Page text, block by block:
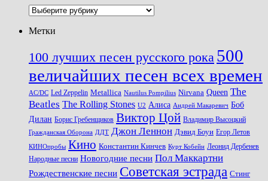
Рубрики
Метки
100 лучших песен русского рока 500
величайших песен всех времен
AC/DC Led Zeppelin Metallica Nautilus Pompilius Nirvana Queen The
Beatles The Rolling Stones U2 Алиса Андрей Макаревич Боб
Дилан Борис Гребенщиков Виктор Цой Владимир Высоцкий
Гражданская Оборона ДДТ Джон Леннон Дэвид Боуи Егор Летов
КИНОпробы Кино Константин Кинчев Курт Кобейн Леонид Дербенев
Народные песни Новогодние песни Пол Маккартни
Рождественские песни Советская эстрада Стинг